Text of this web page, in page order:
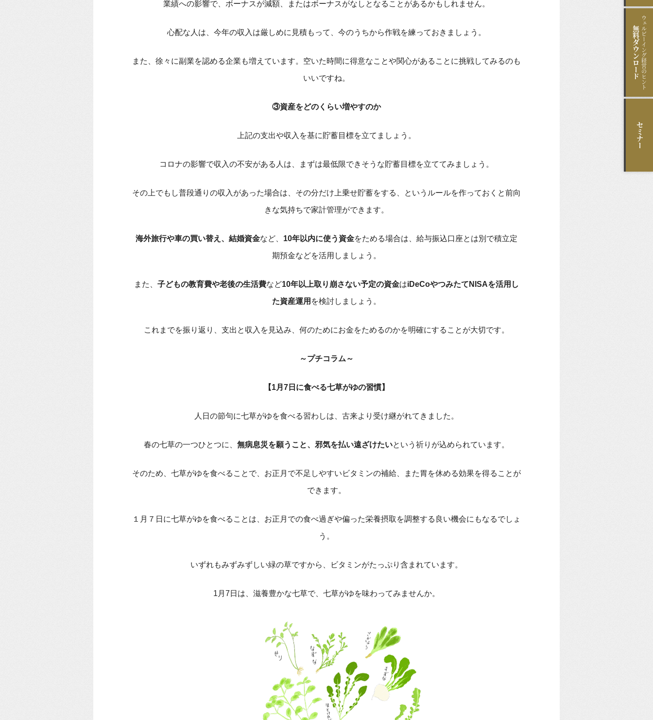
業績への影響で、ボーナスが減額、またはボーナスがなしとなることがあるかもしれません。
心配な人は、今年の収入は厳しめに見積もって、今のうちから作戦を練っておきましょう。
また、徐々に副業を認める企業も増えています。空いた時間に得意なことや関心があることに挑戦してみるのも
いいですね。
③資産をどのくらい増やすのか
上記の支出や収入を基に貯蓄目標を立てましょう。
コロナの影響で収入の不安がある人は、まずは最低限できそうな貯蓄目標を立ててみましょう。
その上でもし普段通りの収入があった場合は、その分だけ上乗せ貯蓄をする、というルールを作っておくと前向
きな気持ちで家計管理ができます。
海外旅行や車の買い替え、結婚資金など、 10年以内に使う資金をためる場合は、給与振込口座とは別で積立定
期預金などを活用しましょう。
また、 子どもの教育費や老後の生活費など10年以上取り崩さない予定の資金はiDeCoやつみたてNISAを活用し
た資産運用 を検討しましょう。
これまでを振り返り、支出と収入を見込み、何のためにお金をためるのかを明確にすることが大切です。
～プチコラム～
【1月7日に食べる七草がゆの習慣】
人日の節句に七草がゆを食べる習わしは、古来より受け継がれてきました。
春の七草の一つひとつに、 無病息災を願うこと、邪気を払い遠ざけたいという祈りが込められています。
そのため、七草がゆを食べることで、お正月で不足しやすいビタミンの補給、また胃を休める効果を得ることが
できます。
１月７日に七草がゆを食べることは、お正月での食べ過ぎや偏った栄養摂取を調整する良い機会にもなるでしょ
う。
いずれもみずみずしい緑の草ですから、ビタミンがたっぷり含まれています。
1月7日は、滋養豊かな七草で、七草がゆを味わってみませんか。
ウェルビーイング経営のヒント
無料
ダウンロード
セミナー